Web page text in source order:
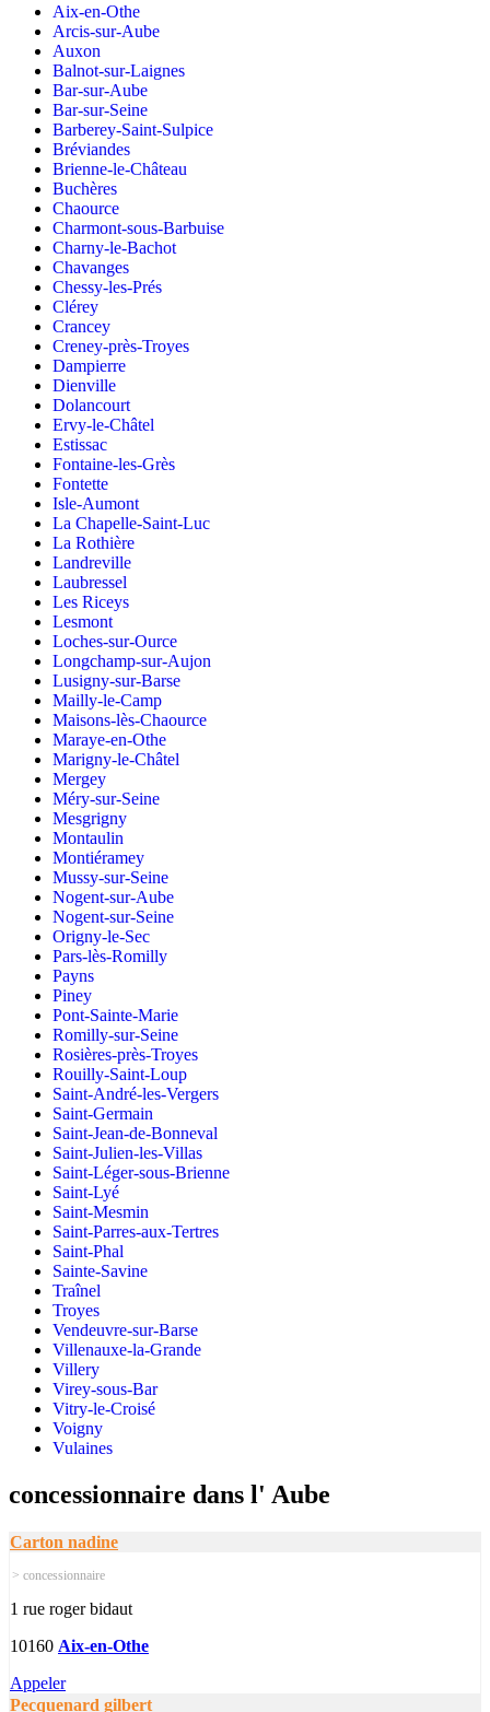
Aix-en-Othe
Arcis-sur-Aube
Auxon
Balnot-sur-Laignes
Bar-sur-Aube
Bar-sur-Seine
Barberey-Saint-Sulpice
Bréviandes
Brienne-le-Château
Buchères
Chaource
Charmont-sous-Barbuise
Charny-le-Bachot
Chavanges
Chessy-les-Prés
Clérey
Crancey
Creney-près-Troyes
Dampierre
Dienville
Dolancourt
Ervy-le-Châtel
Estissac
Fontaine-les-Grès
Fontette
Isle-Aumont
La Chapelle-Saint-Luc
La Rothière
Landreville
Laubressel
Les Riceys
Lesmont
Loches-sur-Ource
Longchamp-sur-Aujon
Lusigny-sur-Barse
Mailly-le-Camp
Maisons-lès-Chaource
Maraye-en-Othe
Marigny-le-Châtel
Mergey
Méry-sur-Seine
Mesgrigny
Montaulin
Montiéramey
Mussy-sur-Seine
Nogent-sur-Aube
Nogent-sur-Seine
Origny-le-Sec
Pars-lès-Romilly
Payns
Piney
Pont-Sainte-Marie
Romilly-sur-Seine
Rosières-près-Troyes
Rouilly-Saint-Loup
Saint-André-les-Vergers
Saint-Germain
Saint-Jean-de-Bonneval
Saint-Julien-les-Villas
Saint-Léger-sous-Brienne
Saint-Lyé
Saint-Mesmin
Saint-Parres-aux-Tertres
Saint-Phal
Sainte-Savine
Traînel
Troyes
Vendeuvre-sur-Barse
Villenauxe-la-Grande
Villery
Virey-sous-Bar
Vitry-le-Croisé
Voigny
Vulaines
concessionnaire dans l' Aube
Carton nadine
> concessionnaire
1 rue roger bidaut
10160 Aix-en-Othe
Appeler
Pecquenard gilbert